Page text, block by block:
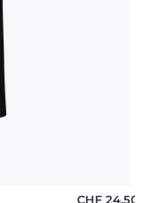
CHF 24,50